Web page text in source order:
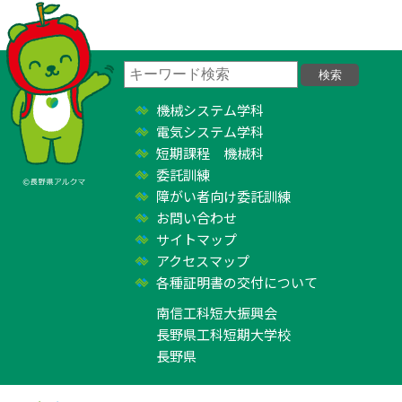
機械システム学科
電気システム学科
短期課程 機械科
委託訓練
障がい者向け委託訓練
お問い合わせ
サイトマップ
アクセスマップ
各種証明書の交付について
南信工科短大振興会
長野県工科短期大学校
長野県